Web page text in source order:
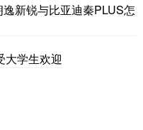
新锐与比亚迪秦PLUS怎
大学生欢迎